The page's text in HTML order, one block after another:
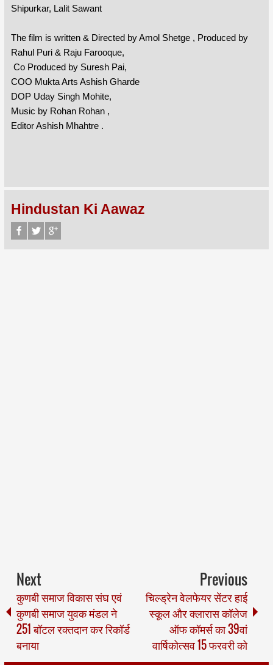
Shipurkar, Lalit Sawant
The film is written & Directed by Amol Shetge , Produced by
Rahul Puri & Raju Farooque,
Co Produced by Suresh Pai,
COO Mukta Arts Ashish Gharde
DOP Uday Singh Mohite,
Music by Rohan Rohan ,
Editor Ashish Mhahtre .
Hindustan Ki Aawaz
Next
कुणबी समाज विकास संघ एवं
कुणबी समाज युवक मंडल ने
251 बॉटल रक्तदान कर रिकॉर्ड
बनाया
Previous
चिल्ड्रेन वेलफेयर सेंटर हाई
स्कूल और क्लारास कॉलेज
ऑफ कॉमर्स का 39वां
वार्षिकोत्सव 15 फरवरी को